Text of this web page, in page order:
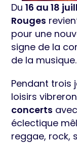
Du16 au 18
Rouges
pour une
signe de la
de la musique.
Pendant trois
loisirs
concerts
éclectique
reggae, rock,